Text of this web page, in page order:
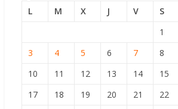
L
M X J V S
1
3
4 5 6 7 8
10
11 12 13 14 15
17
18 19 20 21 22